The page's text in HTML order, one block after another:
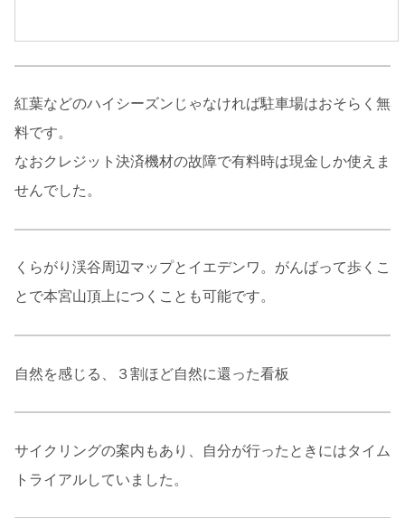
紅葉などのハイシーズンじゃなければ駐車場はおそらく無
料です。
なおクレジット決済機材の故障で有料時は現金しか使えま
せんでした。
くらがり渓谷周辺マップとイエデンワ。がんばって歩くこ
とで本宮山頂上につくことも可能です。
自然を感じる、３割ほど自然に還った看板
サイクリングの案内もあり、自分が行ったときにはタイム
トライアルしていました。